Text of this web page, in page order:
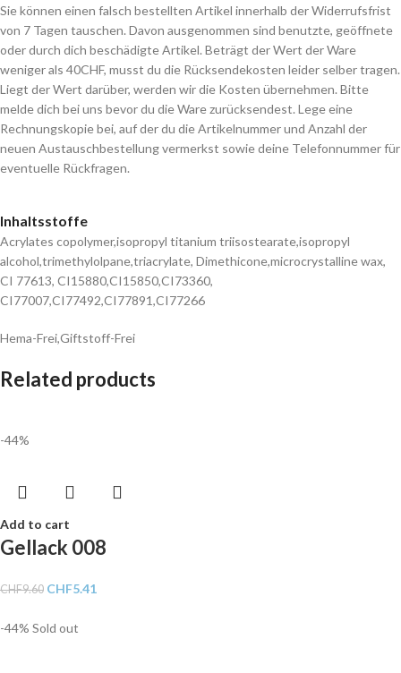
Sie können einen falsch bestellten Artikel innerhalb der Widerrufsfrist
von 7 Tagen tauschen. Davon ausgenommen sind benutzte, geöffnete
oder durch dich beschädigte Artikel. Beträgt der Wert der Ware
weniger als 40CHF, musst du die Rücksendekosten leider selber tragen.
Liegt der Wert darüber, werden wir die Kosten übernehmen. Bitte
melde dich bei uns bevor du die Ware zurücksendest. Lege eine
Rechnungskopie bei, auf der du die Artikelnummer und Anzahl der
neuen Austauschbestellung vermerkst sowie deine Telefonnummer für
eventuelle Rückfragen.
Inhaltsstoffe
Acrylates copolymer,isopropyl titanium triisostearate,isopropyl
alcohol,trimethylolpane,triacrylate, Dimethicone,microcrystalline wax,
CI 77613, CI15880,CI15850,CI73360,
CI77007,CI77492,CI77891,CI77266
Hema-Frei,Giftstoff-Frei
Related products
-44%
Add to cart
Gellack 008
CHF9.60 CHF5.41
-44% Sold out